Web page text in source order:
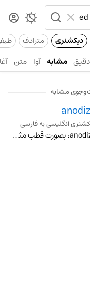
دیکشنری مترادف
دقیق مشابه آوا متن
مشابه
انگلیسی به فارسی
anodize، بصورت قطب مثبت در اوردن